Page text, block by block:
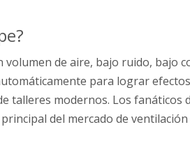
de aire, bajo ruido, bajo
para lograr
talleres modernos. Los fanáticos
del mercado de